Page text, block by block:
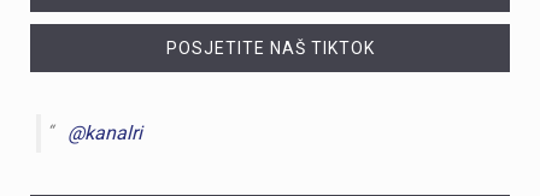
POSJETITE NAŠ TIKTOK
@kanalri